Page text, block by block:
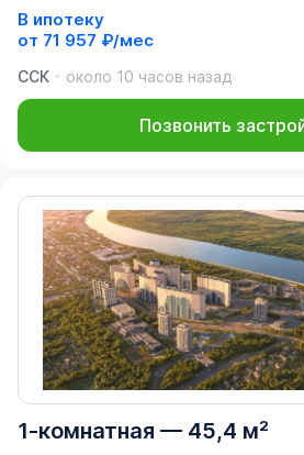
В ипотеку
от 71 957 ₽/мес
ССК
около 10 часов назад
Позвонить
1-комнатная — 45,4 м²